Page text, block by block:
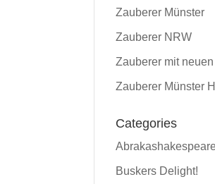
Zauberer Münster
Zauberer NRW
Zauberer mit
Zauberer Münster
Categories
Buskers Delight!